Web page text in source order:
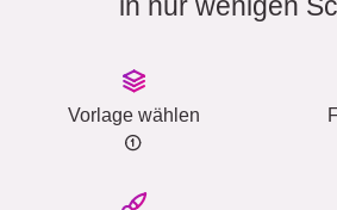
in nur wenigen
Vorlage wählen